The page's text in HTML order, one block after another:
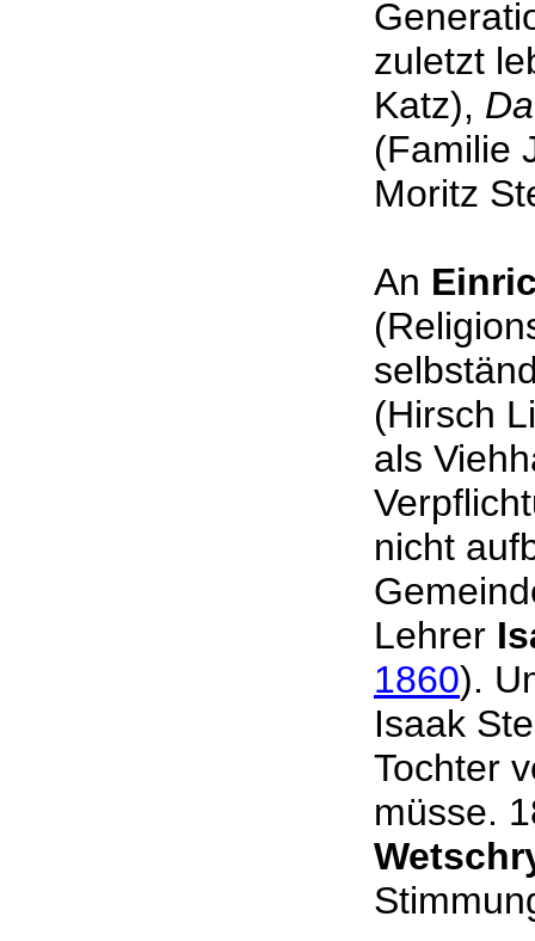
zuletzt
Katz),
(Familie
Moritz
An
(Hirsch
als
nicht
Lehrer
1860).
Isaak
Tochter
müsse.